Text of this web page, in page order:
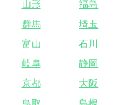
山形
福島
群馬
埼玉
富山
石川
岐阜
静岡
京都
大阪